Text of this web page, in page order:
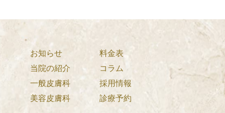
お知らせ
当院の紹介
一般皮膚科
美容皮膚科
料金表
コラム
採用情報
診療予約